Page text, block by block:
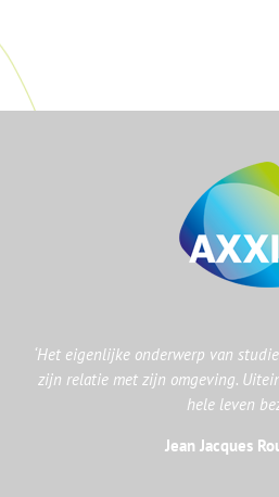
‘Het eigenlijke onderwerp van
zijn relatie met zijn omgeving.
hele leven
Jean Jacques